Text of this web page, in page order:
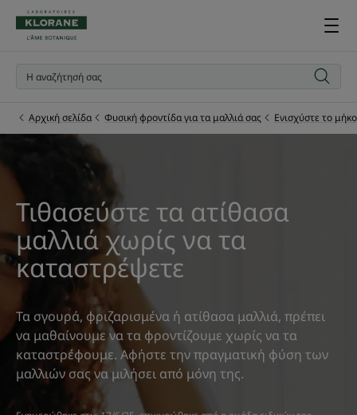
Αρχική σελίδα Φυσική φροντίδα για τα μαλλιά σας Ενισχύστε το
Τιθασεύστε τα ατίθασα
μαλλιά χωρίς να τα
καταστρέψετε
Τα σγουρά, φριζαρισμένα ή ατίθασα μαλλιά, πρέπει
να μαθαίνουμε να τα φροντίζουμε χωρίς να τα
καταστρέφουμε. Αφήστε την πραγματική φύση των
μαλλιών σας να μιλήσει από μόνη της.